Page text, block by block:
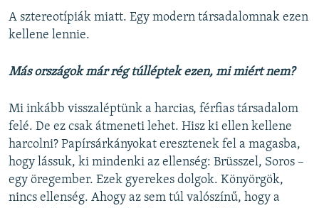
A sztereotípiák miatt. Egy modern társadalomnak ezen
kellene lennie.
Más országok már rég túlléptek ezen, mi miért nem?
Mi inkább visszaléptünk a harcias, férfias társadalom
felé. De ez csak átmeneti lehet. Hisz ki ellen kellene
harcolni? Papírsárkányokat eresztenek fel a magasba,
hogy lássuk, ki mindenki az ellenség: Brüsszel, Soros –
egy öregember. Ezek gyerekes dolgok. Könyörgök,
nincs ellenség. Ahogy az sem túl valószínű, hogy a